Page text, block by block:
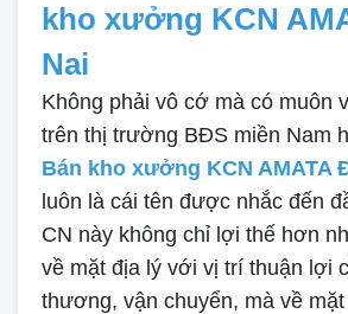
kho xưởng KCN
Nai
Không phải vô cớ mà có muôn
trên thị trường BĐS miền Nam
Bán kho xưởng KCN AMATA
luôn là cái tên được nhắc đến
CN này không chỉ lợi thế hơn
về mặt địa lý với vị trí thuận lợi
thương, vận chuyển, mà về